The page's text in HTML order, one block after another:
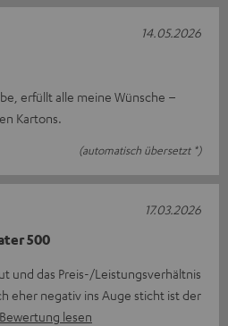
erfüllt alle meine Wünsche –
Kartons.
(automatisch übersetzt *)
14.05.2026
500
und das Preis-/Leistungsverhältnis
eher negativ ins Auge sticht ist der
lesen
17.03.2026